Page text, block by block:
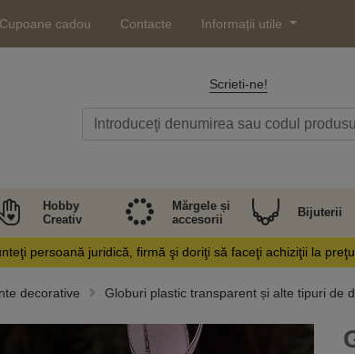
Cupoane cadou Contacte Informații utile
Scrieti-ne!
Hobby
Creativ
Mărgele și
accesorii
Bijuterii
persoană juridică, firmă şi doriţi să faceţi achiziţii la
decorative Globuri plastic transparent și alte tipuri de